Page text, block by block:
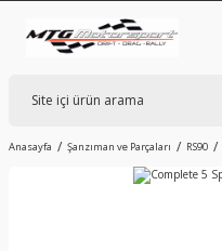
Anasayfa Şanzıman ve Parçaları RS90